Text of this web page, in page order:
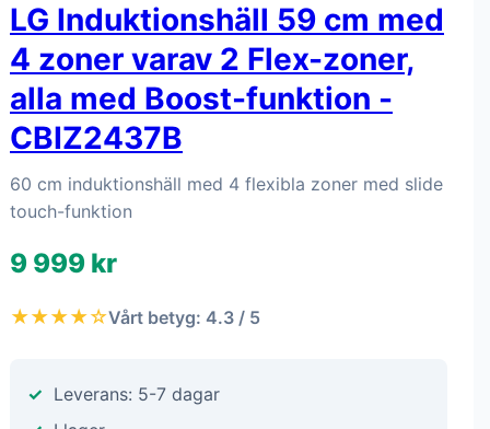
LG Induktionshäll 59 cm med
4 zoner varav 2 Flex-zoner,
alla med Boost-funktion -
CBIZ2437B
60 cm induktionshäll med 4 flexibla zoner med slide
touch-funktion
9 999 kr
★★★★☆Vårt betyg: 4.3 / 5
Leverans: 5-7 dagar